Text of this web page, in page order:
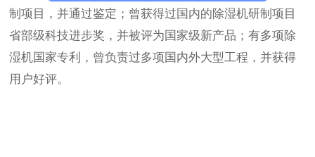
制项目，并通过鉴定；曾获得过国内的除湿机研制项目
省部级科技进步奖，并被评为国家级新产品；有多项除
湿机国家专利，曾负责过多项国内外大型工程，并获得
用户好评。